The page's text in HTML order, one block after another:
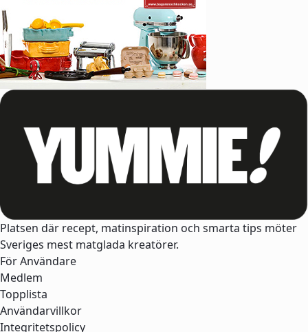
Platsen där recept, matinspiration och smarta tips möter
Sveriges mest matglada kreatörer.
För Användare
Medlem
Topplista
Användarvillkor
Integritetspolicy